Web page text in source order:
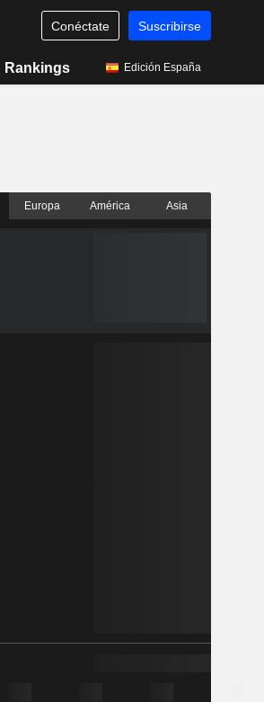
Conéctate Suscribirse
Rankings Edición España
Europa América Asia